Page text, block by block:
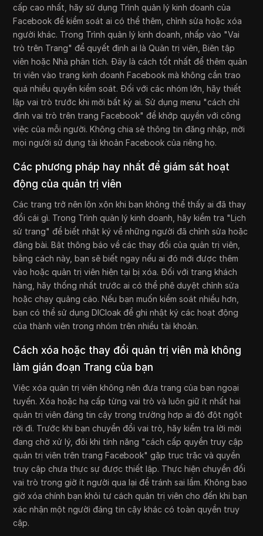
cấp cao nhất, hãy sử dụng Trình quản lý kinh doanh của
Facebook để kiểm soát ai có thể thêm, chỉnh sửa hoặc xóa
người khác. Trong Trình quản lý kinh doanh, nhấp vào "Vai
trò trên Trang" để quyết định ai là Quản trị viên, Biên tập
viên hoặc Nhà phân tích. Đây là cách tốt nhất để thêm quản
trị viên vào trang kinh doanh Facebook mà không cần trao
quá nhiều quyền kiểm soát. Đối với các nhóm lớn, hãy thiết
lập vai trò trước khi mời bất kỳ ai. Sử dụng menu "cách chỉ
định vai trò trên trang Facebook" để khớp quyền với công
việc của mỗi người. Không chia sẻ thông tin đăng nhập, mời
mọi người sử dụng tài khoản Facebook của riêng họ.
Các phương pháp hay nhất để giám sát hoạt
động của quản trị viên
Các trang trở nên lộn xộn khi bạn không thể thấy ai đã thay
đổi cái gì. Trong Trình quản lý kinh doanh, hãy kiểm tra "Lịch
sử trang" để biết nhật ký về những người đã chỉnh sửa hoặc
đăng bài. Bật thông báo về các thay đổi của quản trị viên,
bằng cách này, bạn sẽ biết ngay nếu ai đó mới được thêm
vào hoặc quản trị viên hiện tại bị xóa. Đối với trang khách
hàng, hãy thống nhất trước ai có thể phê duyệt chỉnh sửa
hoặc chạy quảng cáo. Nếu bạn muốn kiểm soát nhiều hơn,
bạn có thể sử dụng DICloak để ghi nhật ký các hoạt động
của thành viên trong nhóm trên nhiều tài khoản.
Cách xóa hoặc thay đổi quản trị viên mà không
làm gián đoạn Trang của bạn
Việc xóa quản trị viên không nên đưa trang của bạn ngoại
tuyến. Xóa hoặc hạ cấp từng vai trò và luôn giữ ít nhất hai
quản trị viên đáng tin cậy trong trường hợp ai đó đột ngột
rời đi. Trước khi bạn chuyển đổi vai trò, hãy kiểm tra lời mời
đang chờ xử lý, đôi khi tính năng "cách cấp quyền truy cập
quản trị viên trên trang Facebook" gặp trục trặc và quyền
truy cập chưa thực sự được thiết lập. Thực hiện chuyển đổi
vai trò trong giờ ít người qua lại để tránh sai lầm. Không bao
giờ xóa chính bạn khỏi tư cách quản trị viên cho đến khi bạn
xác nhận một người đáng tin cậy khác có toàn quyền truy
cập.